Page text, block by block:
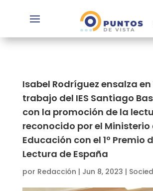
Isabel Rodríguez ensalza
trabajo del IES Santiago
con la promoción de la
reconocido por el Ministerio
Educación con el 1º Premio
Lectura de España
por Redacción | Jun 8, 2023 |